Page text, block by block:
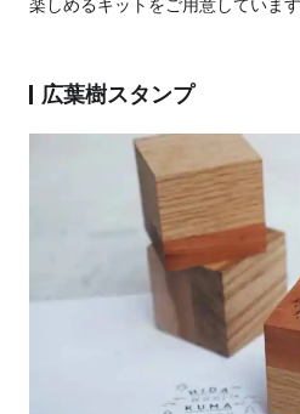
楽しめるキットをご用意しています
広葉樹スタンプ